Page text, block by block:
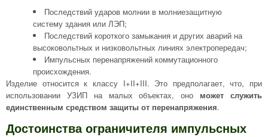
Последствий ударов молнии в молниезащитную
систему здания или ЛЭП;
Последствий короткого замыкания и других аварий на
высоковольтных и низковольтных линиях электропередач;
Импульсных перенапряжений коммутационного
происхождения.
Изделие относится к классу I+II+III. Это предполагает, что, при
использовании УЗИП на малых объектах, оно может служить
единственным средством защиты от перенапряжения.
Достоинства ограничителя импульсных